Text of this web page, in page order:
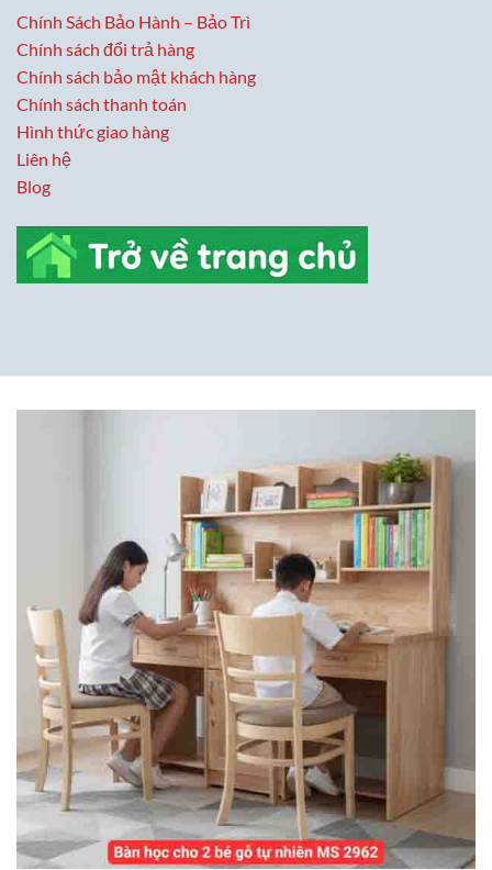
Chính Sách Bảo Hành – Bảo Trì
Chính sách đổi trả hàng
Chính sách bảo mật khách hàng
Chính sách thanh toán
Hình thức giao hàng
Liên hệ
Blog